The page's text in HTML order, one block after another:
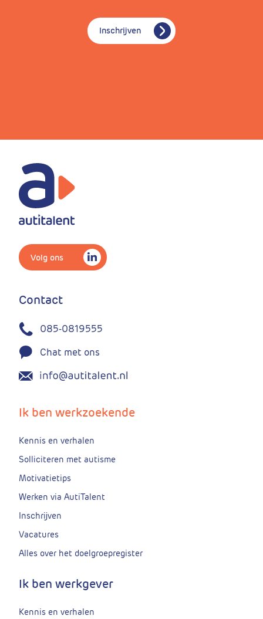
Inschrijven
Volg ons
Contact
085-0819555
Chat met ons
Ik ben werkzoekende
Kennis en verhalen
Solliciteren met autisme
Motivatietips
Werken via AutiTalent
Inschrijven
Vacatures
Alles over het doelgroepregister
Ik ben werkgever
Kennis en verhalen